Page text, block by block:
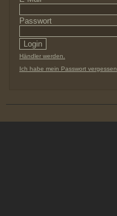
Passwort
Händler werden.
Ich habe mein Passwort vergessen.